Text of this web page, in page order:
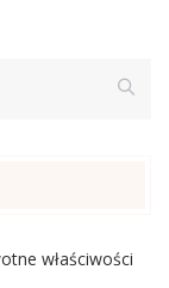
właściwości